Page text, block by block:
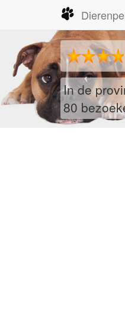
In de
80